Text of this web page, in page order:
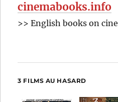
cinemabooks.info
>> English books on
3 FILMS AU HASARD